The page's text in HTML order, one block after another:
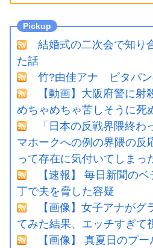
結婚式の二次会で知り
た話
竹?由佳アナ ピタパン
【動画】大阪府警に射
めちゃめちゃ苦しそうに死
「日本の反戦界隈終わ
マホークへの例の界隈の反
って存在に気付いてしま
【速報】 毎日新聞の
丁で夫を脅した容疑
【画像】女子アナがグ
てみた結果、エッチすぎて
【画像】 真夏日のプ